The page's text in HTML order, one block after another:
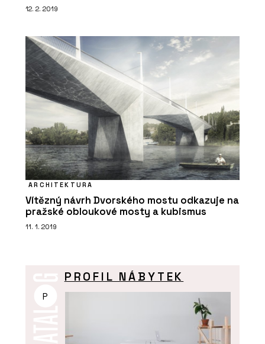
12. 2. 2019
ARCHITEKTURA
Vítězný návrh Dvorského mostu odkazuje na
pražské obloukové mosty a kubismus
11. 1. 2019
P
PROFIL NÁBYTEK